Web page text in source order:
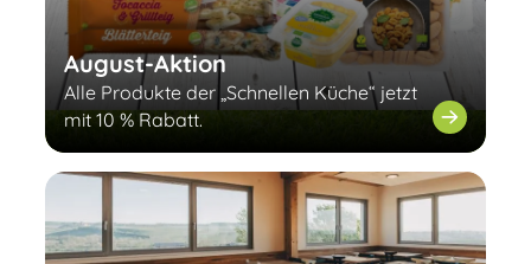
August-Aktion
Alle Produkte der „Schnellen Küche“ jetzt
mit 10 % Rabatt.